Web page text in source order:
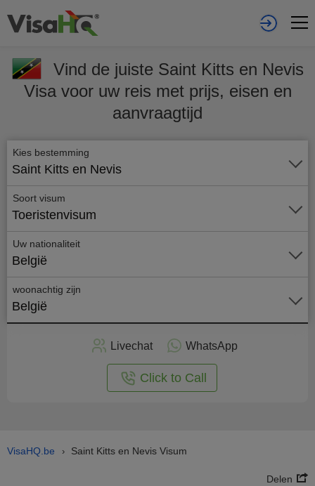
Vind de juiste Saint Kitts en Nevis
Visa voor uw reis met prijs, eisen en
aanvraagtijd
Kies bestemming
Saint Kitts en Nevis
Soort visum
Toeristenvisum
Uw nationaliteit
België
woonachtig zijn
België
Livechat WhatsApp
Click to Call
VisaHQ.be › Saint Kitts en Nevis Visum
Delen